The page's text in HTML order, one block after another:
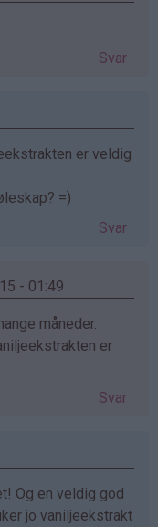
Svar
er veldig
=)
Svar
- 01:49
måneder.
er
Svar
Og en veldig god
jo vaniljeekstrakt